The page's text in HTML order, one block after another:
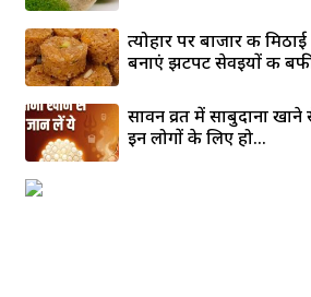
त्योहार पर बाजार की
बनाएं झटपट सेवइयों की
सावन व्रत में साबुदाना
इन लोगों के लिए हो...